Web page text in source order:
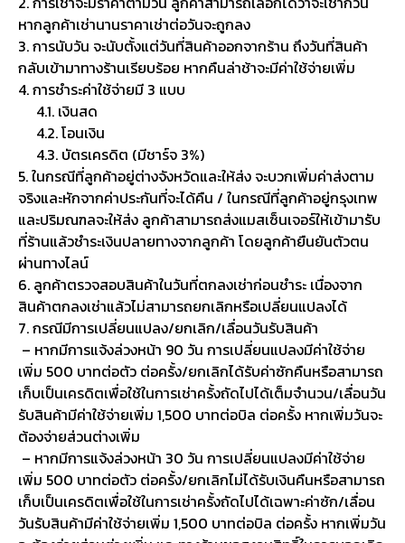
หากลูกค้าเช่านานราคาเช่าต่อวันจะถูกลง
3. การนับวัน จะนับตั้งแต่วันที่สินค้าออกจากร้าน ถึงวันที่สินค้า
กลับเข้ามาทางร้านเรียบร้อย หากคืนล่าช้าจะมีค่าใช้จ่ายเพิ่ม
4. การชำระค่าใช้จ่ายมี 3 แบบ
4.1. เงินสด
4.2. โอนเงิน
4.3. บัตรเครดิต (มีชาร์จ 3%)
5. ในกรณีที่ลูกค้าอยู่ต่างจังหวัดและให้ส่ง จะบวกเพิ่มค่าส่งตาม
จริงและหักจากค่าประกันที่จะได้คืน / ในกรณีที่ลูกค้าอยู่กรุงเทพ
และปริมณฑลจะให้ส่ง ลูกค้าสามารถส่งแมสเซ็นเจอร์ให้เข้ามารับ
ที่ร้านแล้วชำระเงินปลายทางจากลูกค้า โดยลูกค้ายืนยันตัวตน
ผ่านทางไลน์
6. ลูกค้าตรวจสอบสินค้าในวันที่ตกลงเช่าก่อนชำระ เนื่องจาก
สินค้าตกลงเช่าแล้วไม่สามารถยกเลิกหรือเปลี่ยนแปลงได้
7. กรณีมีการเปลี่ยนแปลง/ยกเลิก/เลื่อนวันรับสินค้า
– หากมีการแจ้งล่วงหน้า 90 วัน การเปลี่ยนแปลงมีค่าใช้จ่าย
เพิ่ม 500 บาทต่อตัว ต่อครั้ง/ยกเลิกได้รับค่าซักคืนหรือสามารถ
เก็บเป็นเครดิตเพื่อใช้ในการเช่าครั้งถัดไปได้เต็มจำนวน/เลื่อนวัน
รับสินค้ามีค่าใช้จ่ายเพิ่ม 1,500 บาทต่อบิล ต่อครั้ง หากเพิ่มวันจะ
ต้องจ่ายส่วนต่างเพิ่ม
– หากมีการแจ้งล่วงหน้า 30 วัน การเปลี่ยนแปลงมีค่าใช้จ่าย
เพิ่ม 500 บาทต่อตัว ต่อครั้ง/ยกเลิกไม่ได้รับเงินคืนหรือสามารถ
เก็บเป็นเครดิตเพื่อใช้ในการเช่าครั้งถัดไปได้เฉพาะค่าซัก/เลื่อน
วันรับสินค้ามีค่าใช้จ่ายเพิ่ม 1,500 บาทต่อบิล ต่อครั้ง หากเพิ่มวัน